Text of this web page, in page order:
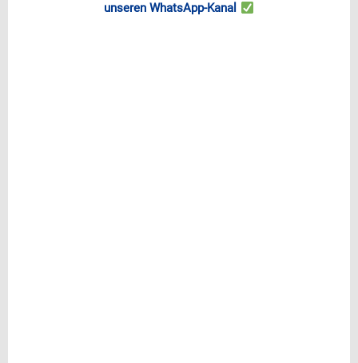
unseren WhatsApp-Kanal